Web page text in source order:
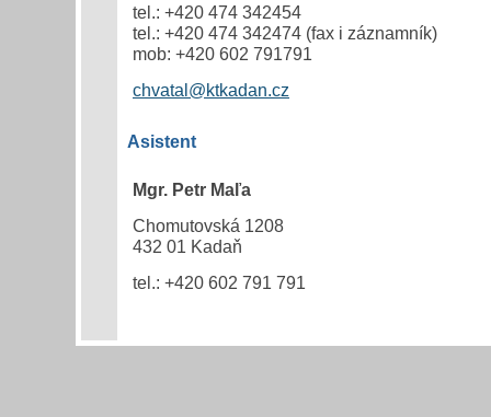
tel.: +420 474 342454
tel.: +420 474 342474 (fax i záznamník)
mob: +420 602 791791
chvatal@ktkadan.cz
Asistent
Mgr. Petr Maľa
Chomutovská 1208
432 01 Kadaň
tel.: +420 602 791 791